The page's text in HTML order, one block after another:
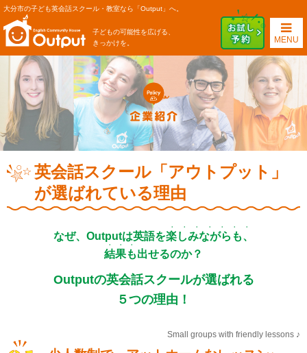
大分市の子ども英会話スクール・教室なら「Output」へ。
子どもの可能性を広げる、
きっかけを。
MENU
英会話スクール「アウトプット」
が選ばれている理由
なぜ、Outputは英語を楽しみながらも、
・・・・・・・
結果も
・・・
出せるのか？
Outputの英会話スクールが選ばれる
５つの理由！
Small groups with friendly lessons ♪